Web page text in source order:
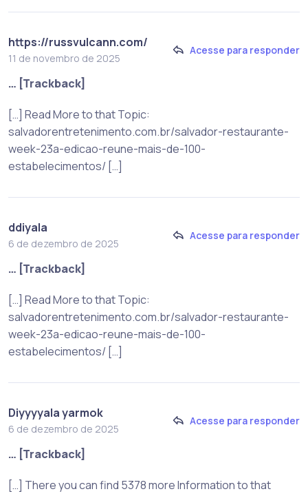
https://russvulcann.com/
11 de novembro de 2025
Acesse para responder
… [Trackback]
[…] Read More to that Topic:
salvadorentretenimento.com.br/salvador-restaurante-
week-23a-edicao-reune-mais-de-100-
estabelecimentos/ […]
ddiyala
6 de dezembro de 2025
Acesse para responder
… [Trackback]
[…] Read More to that Topic:
salvadorentretenimento.com.br/salvador-restaurante-
week-23a-edicao-reune-mais-de-100-
estabelecimentos/ […]
Diyyyyala yarmok
6 de dezembro de 2025
Acesse para responder
… [Trackback]
[…] There you can find 5378 more Information to that